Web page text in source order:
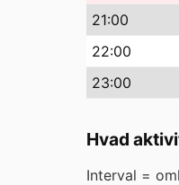
21:00
22:00
23:00
Hvad
Interval =